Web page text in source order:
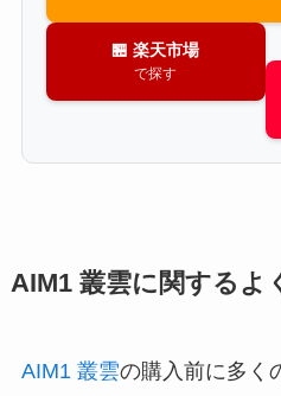
🏪 楽天市場
で探す
AIM1 叢雲に関するよ
AIM1 叢雲の購入前に多く